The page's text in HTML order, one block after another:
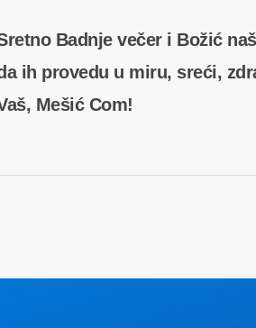
Badnje večer i Božić
ih provedu u miru, sreći,
Mešić Com!